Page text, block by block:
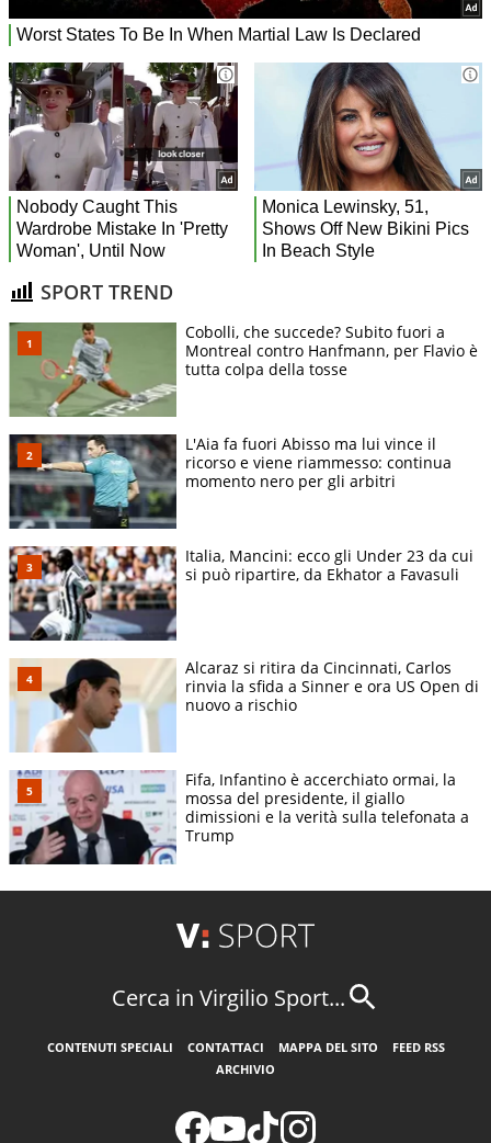
SPORT TREND
Cobolli, che succede? Subito fuori a
Montreal contro Hanfmann, per Flavio è
tutta colpa della tosse
L'Aia fa fuori Abisso ma lui vince il
ricorso e viene riammesso: continua
momento nero per gli arbitri
Italia, Mancini: ecco gli Under 23 da cui
si può ripartire, da Ekhator a Favasuli
Alcaraz si ritira da Cincinnati, Carlos
rinvia la sfida a Sinner e ora US Open di
nuovo a rischio
Fifa, Infantino è accerchiato ormai, la
mossa del presidente, il giallo
dimissioni e la verità sulla telefonata a
Trump
Cerca in Virgilio Sport...
CONTENUTI SPECIALI CONTATTACI MAPPA DEL SITO
FEED RSS
ARCHIVIO